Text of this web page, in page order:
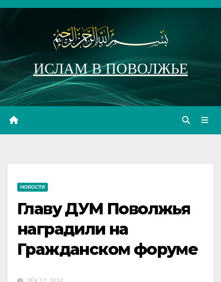
Перейти
ИСЛАМ В ПОВОЛЖЬЕ
НОВОСТИ
Главу ДУМ Поволжья
наградили на
Гражданском форуме